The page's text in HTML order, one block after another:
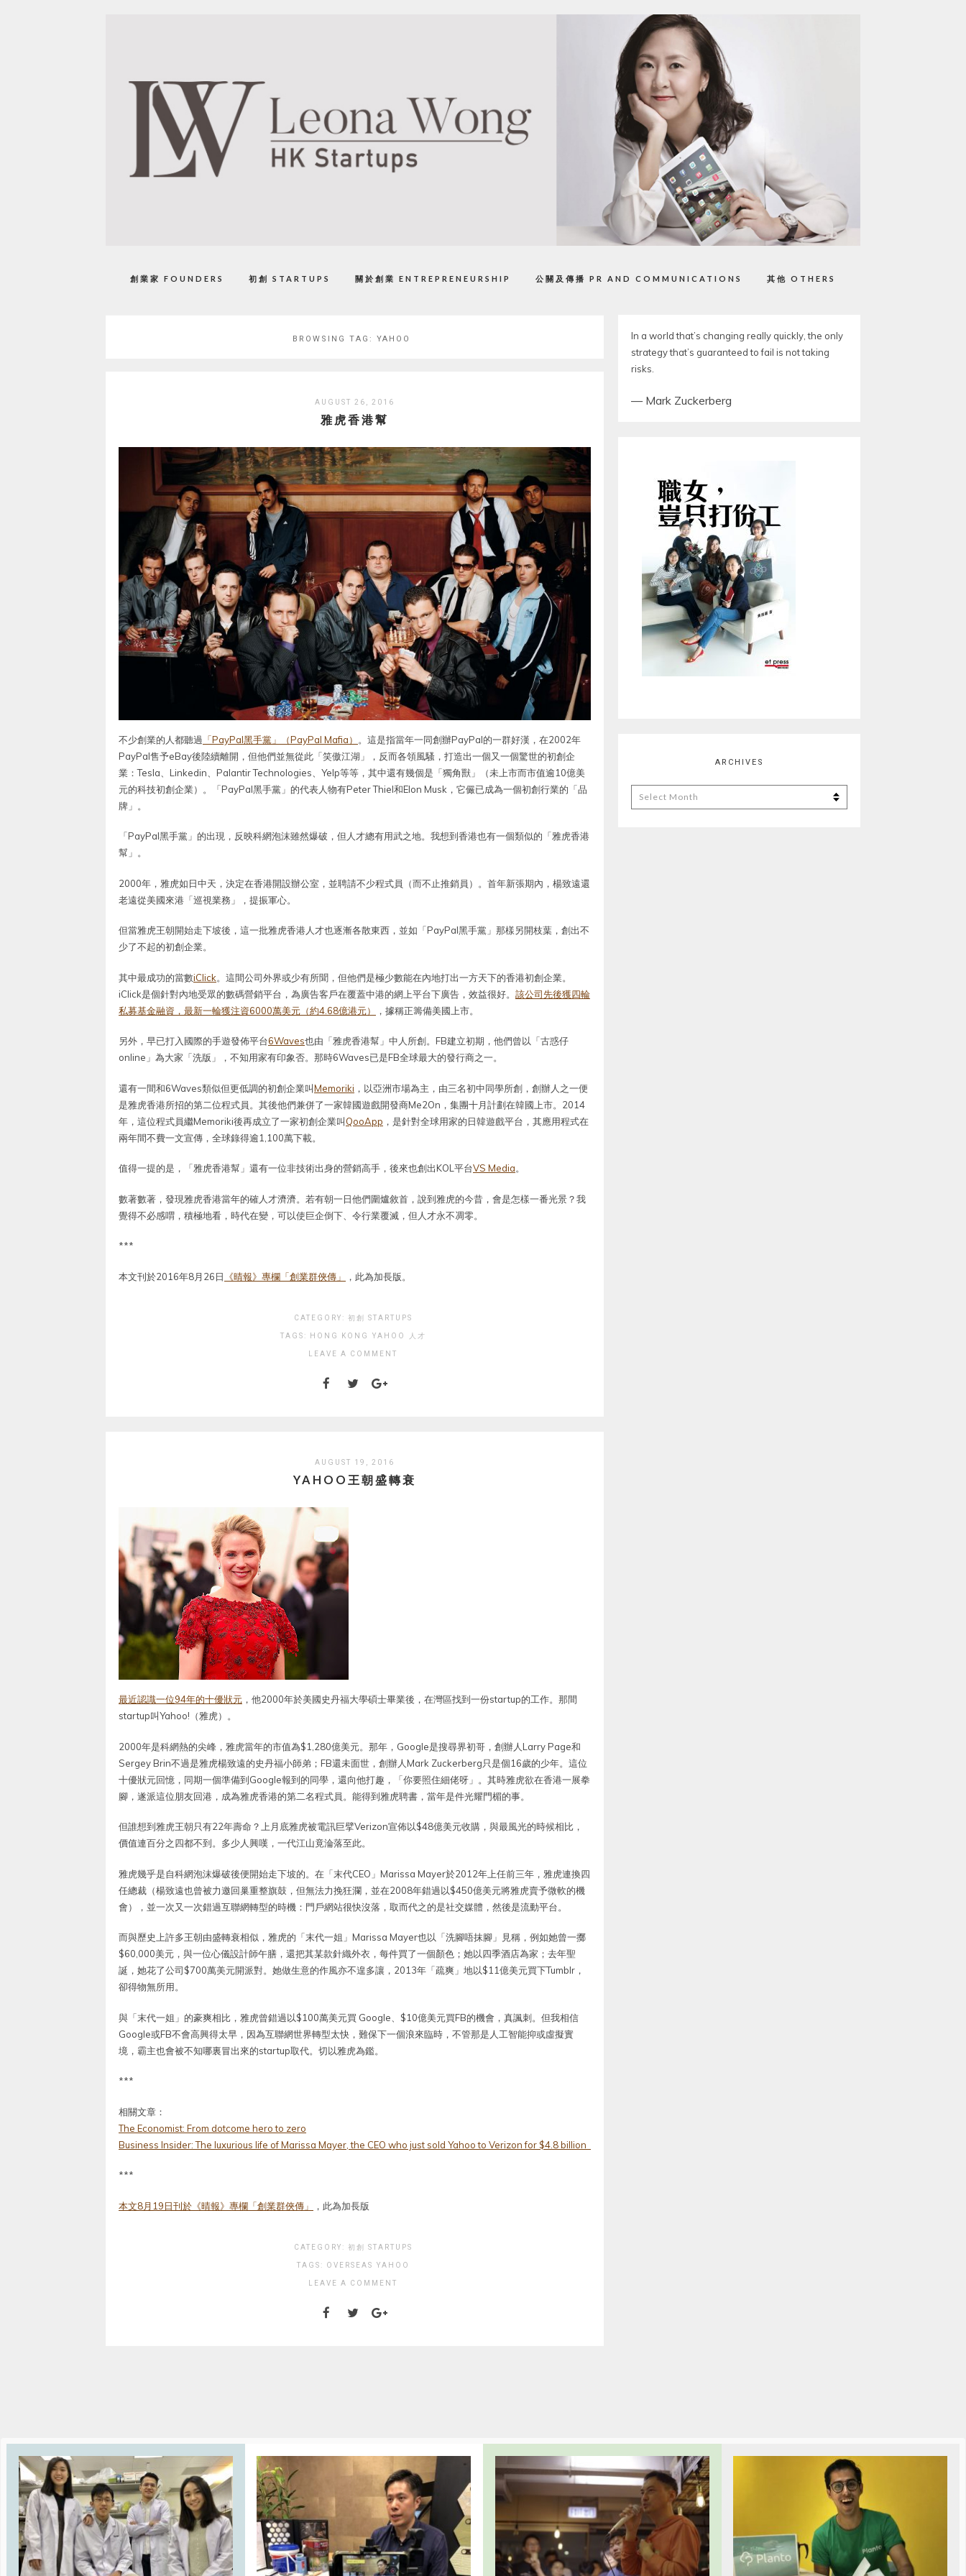
創業家 FOUNDERS 初創 STARTUPS 關於創業 ENTREPRENEURSHIP 公關及傳播 PR AND COMMUNICATIONS 其他 OTHERS
BROWSING TAG: YAHOO
AUGUST 26, 2016
雅虎香港幫
不少創業的人都聽過 「PayPal黑手黨」（PayPal Mafia）
。這是指當年一同創辦PayPal的一群好漢，在2002年
PayPal售予eBay後陸續離開，但他們並無從此「笑傲江湖」，反而各領風騷，打造出一個又一個驚世的初創企
業：Tesla、Linkedin、Palantir Technologies、Yelp等等，其中還有幾個是「獨角獸」（未上市而市值逾10億美
元的科技初創企業）。「PayPal黑手黨」的代表人物有Peter Thiel和Elon Musk，它儼已成為一個初創行業的「品
牌」。
「PayPal黑手黨」的出現，反映科網泡沫雖然爆破，但人才總有用武之地。我想到香港也有一個類似的「雅虎香港
幫」。
2000年，雅虎如日中天，決定在香港開設辦公室，並聘請不少程式員（而不止推銷員）。首年新張期內，楊致遠還
老遠從美國來港「巡視業務」，提振軍心。
但當雅虎王朝開始走下坡後，這一批雅虎香港人才也逐漸各散東西，並如「PayPal黑手黨」那樣另開枝葉，創出不
少了不起的初創企業。
其中最成功的當數iClick。這間公司外界或少有所聞，但他們是極少數能在內地打出一方天下的香港初創企業。
iClick是個針對內地受眾的數碼營銷平台，為廣告客戶在覆蓋中港的網上平台下廣告，效益很好。 該公司先後獲四輪
私募基金融資，最新一輪獲注資6000萬美元（約4.68億港元）
，據稱正籌備美國上市。
另外，早已打入國際的手遊發佈平台6Waves也由「雅虎香港幫」中人所創。FB建立初期，他們曾以「古惑仔
online」為大家「洗版」，不知用家有印象否。那時6Waves已是FB全球最大的發行商之一。
還有一間和6Waves類似但更低調的初創企業叫Memoriki ，以亞洲市場為主，由三名初中同學所創，創辦人之一便
是雅虎香港所招的第二位程式員。其後他們兼併了一家韓國遊戲開發商Me2On，集團十月計劃在韓國上市。2014
年，這位程式員繼Memoriki後再成立了一家初創企業叫QooApp ，是針對全球用家的日韓遊戲平台，其應用程式在
兩年間不費一文宣傳，全球錄得逾1,100萬下載。
值得一提的是，「雅虎香港幫」還有一位非技術出身的營銷高手，後來也創出KOL平台VS Media。
數著數著，發現雅虎香港當年的確人才濟濟。若有朝一日他們圍爐敘首，說到雅虎的今昔，會是怎樣一番光景？我
覺得不必感喟，積極地看，時代在變，可以使巨企倒下、令行業覆滅，但人才永不凋零。
***
本文刊於2016年8月26日 《晴報》專欄「創業群俠傳」 ，此為加長版。
CATEGORY: 初創 STARTUPS
TAGS: HONG KONG YAHOO 人才
LEAVE A COMMENT
AUGUST 19, 2016
YAHOO王朝盛轉衰
最近認識一位94年的十優狀元 ，他2000年於美國史丹福大學碩士畢業後，在灣區找到一份startup的工作。那間
startup叫Yahoo!（雅虎）。
2000年是科網熱的尖峰，雅虎當年的市值為$1,280億美元。那年，Google是搜尋界初哥，創辦人Larry Page和
Sergey Brin不過是雅虎楊致遠的史丹福小師弟；FB還未面世，創辦人Mark Zuckerberg只是個16歲的少年。這位
十優狀元回憶，同期一個準備到Google報到的同學，還向他打趣，「你要照住細佬呀」。其時雅虎欲在香港一展拳
腳，遂派這位朋友回港，成為雅虎香港的第二名程式員。能得到雅虎聘書，當年是件光耀門楣的事。
但誰想到雅虎王朝只有22年壽命？上月底雅虎被電訊巨擘Verizon宣佈以$48億美元收購，與最風光的時候相比，
價值連百分之四都不到。多少人興嘆，一代江山竟淪落至此。
雅虎幾乎是自科網泡沫爆破後便開始走下坡的。在「末代CEO」Marissa Mayer於2012年上任前三年，雅虎連換四
任總裁（楊致遠也曾被力邀回巢重整旗鼓，但無法力挽狂瀾，並在2008年錯過以$450億美元將雅虎賣予微軟的機
會），並一次又一次錯過互聯網轉型的時機：門戶網站很快沒落，取而代之的是社交媒體，然後是流動平台。
而與歷史上許多王朝由盛轉衰相似，雅虎的「末代一姐」Marissa Mayer也以「洗腳唔抹腳」見稱，例如她曾一擲
$60,000美元，與一位心儀設計師午膳，還把其某款針織外衣，每件買了一個顏色；她以四季酒店為家；去年聖
誕，她花了公司$700萬美元開派對。她做生意的作風亦不遑多讓，2013年「疏爽」地以$11億美元買下Tumblr，
卻得物無所用。
與「末代一姐」的豪爽相比，雅虎曾錯過以$100萬美元買 Google、$10億美元買FB的機會，真諷刺。但我相信
Google或FB不會高興得太早，因為互聯網世界轉型太快，難保下一個浪來臨時，不管那是人工智能抑或虛擬實
境，霸主也會被不知哪裏冒出來的startup取代。切以雅虎為鑑。
***
相關文章：
The Economist: From dotcome hero to zero
Business Insider: The luxurious life of Marissa Mayer, the CEO who just sold Yahoo to Verizon for $4.8 billion
***
本文8月19日刊於《晴報》專欄「創業群俠傳」 ，此為加長版
CATEGORY: 初創 STARTUPS
TAGS: OVERSEAS YAHOO
LEAVE A COMMENT
In a world that’s changing really quickly, the only
strategy that’s guaranteed to fail is not taking
risks.
— Mark Zuckerberg
ARCHIVES
Archives